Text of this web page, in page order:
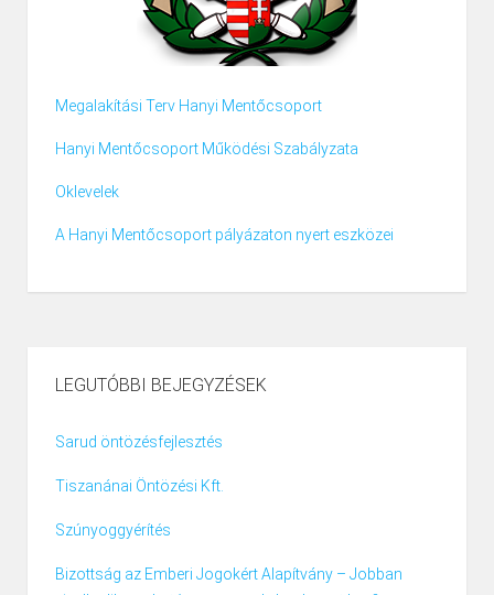
Megalakítási Terv Hanyi Mentőcsoport
Hanyi Mentőcsoport Működési Szabályzata
Oklevelek
A Hanyi Mentőcsoport pályázaton nyert eszközei
LEGUTÓBBI BEJEGYZÉSEK
Sarud öntözésfejlesztés
Tiszanánai Öntözési Kft.
Szúnyoggyérítés
Bizottság az Emberi Jogokért Alapítvány – Jobban